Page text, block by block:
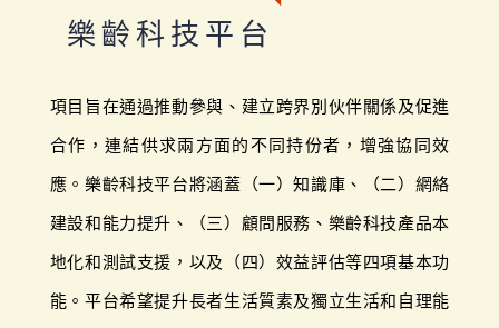
樂齡科技平台
項目旨在通過推動參與、建立跨界別伙伴關係及促進
合作，連結供求兩方面的不同持份者，增強協同效
應。樂齡科技平台將涵蓋（一）知識庫、（二）網絡
建設和能力提升、（三）顧問服務、樂齡科技產品本
地化和測試支援，以及（四）效益評估等四項基本功
能。平台希望提升長者生活質素及獨立生活和自理能